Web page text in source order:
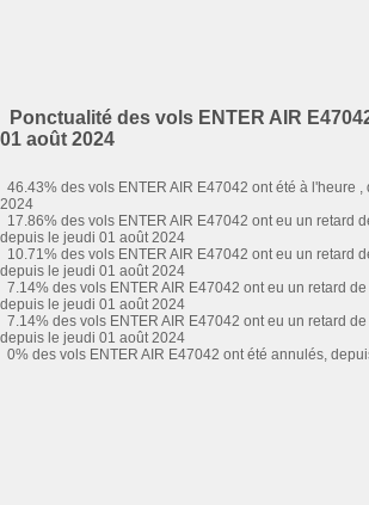
Ponctualité des vols ENTER AIR
01 août 2024
46.43% des vols ENTER AIR E47042 ont été à l'heure
2024
17.86% des vols ENTER AIR E47042 ont eu un retard
depuis le jeudi 01 août 2024
10.71% des vols ENTER AIR E47042 ont eu un retard
depuis le jeudi 01 août 2024
7.14% des vols ENTER AIR E47042 ont eu un retard
depuis le jeudi 01 août 2024
7.14% des vols ENTER AIR E47042 ont eu un retard
depuis le jeudi 01 août 2024
0% des vols ENTER AIR E47042 ont été annulés,